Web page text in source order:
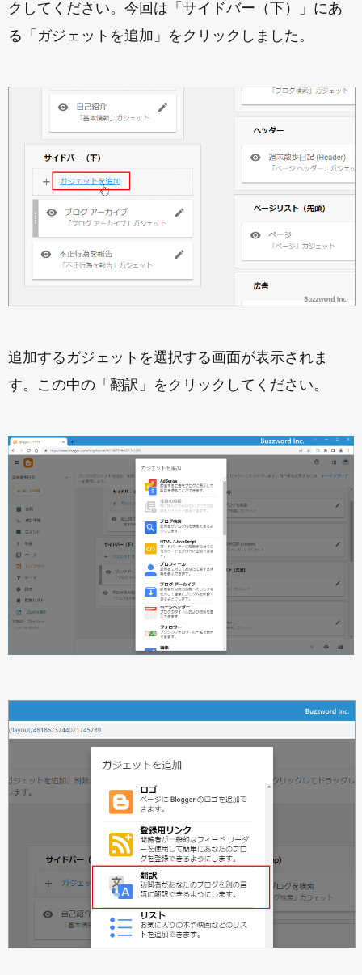
クしてください。今回は「サイドバー（下）」にあ
る「ガジェットを追加」をクリックしました。
追加するガジェットを選択する画面が表示されま
す。この中の「翻訳」をクリックしてください。